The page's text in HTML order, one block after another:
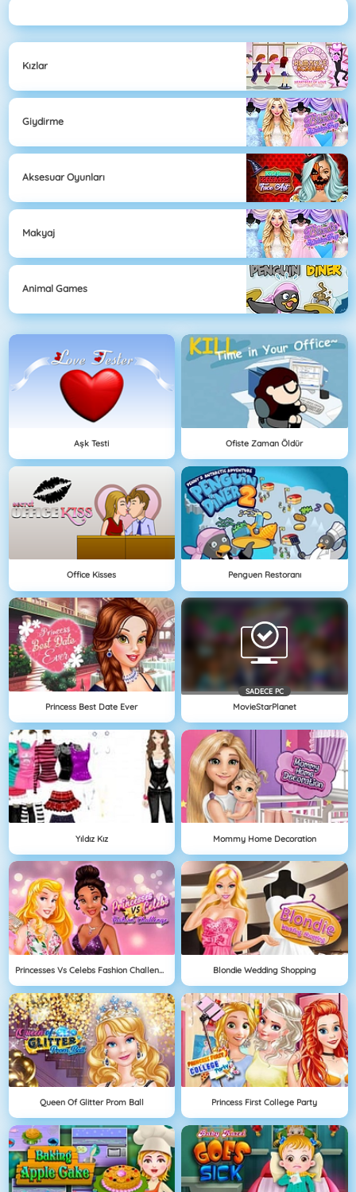
Kızlar
Giydirme
Aksesuar Oyunları
Makyaj
Animal Games
Aşk Testi Ofiste Zaman Öldür
Office Kisses Penguen Restoranı
Princess Best Date Ever
SADECE PC
MovieStarPlanet
Yıldız Kız Mommy Home Decoration
Princesses Vs Celebs Fashion Challenge Blondie Wedding Shopping
Queen Of Glitter Prom Ball Princess First College Party